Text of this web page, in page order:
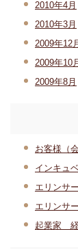
2010年4月
2010年3月
2009年12
2009年10
2009年8月
お客様（
インキュ
エリンサ
エリンサ
起業家 経